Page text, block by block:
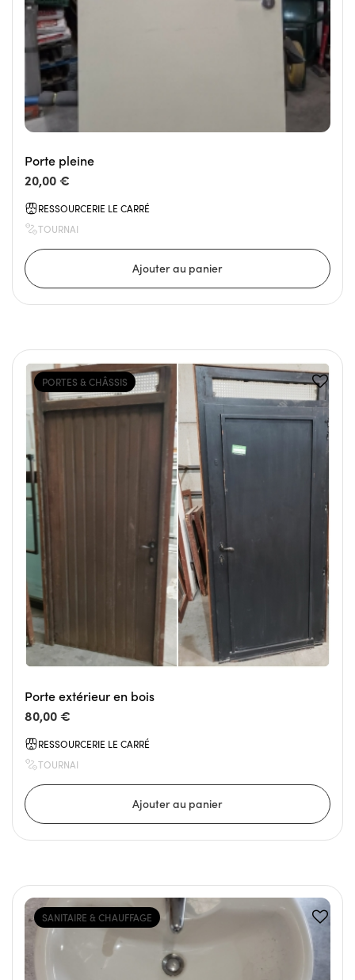
Porte pleine
20,00 €
RESSOURCERIE LE CARRÉ
TOURNAI
PORTES & CHÂSSIS
Porte extérieur en bois
80,00 €
RESSOURCERIE LE CARRÉ
TOURNAI
SANITAIRE & CHAUFFAGE